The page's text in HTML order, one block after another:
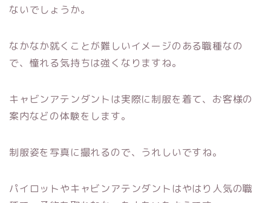
ないでしょうか。
なかなか就くことが難しいイメージのある職種なの
で、憧れる気持ちは強くなりますね。
キャビンアテンダントは実際に制服を着て、お客様の
案内などの体験をします。
制服姿を写真に撮れるので、うれしいですね。
パイロットやキャビンアテンダントはやはり人気の職